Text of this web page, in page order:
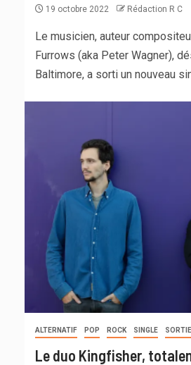
19 octobre 2022 Rédaction R C
Le musicien, auteur
Furrows (aka Peter Wagner),
Baltimore, a sorti un nouveau
ALTERNATIF POP ROCK SINGLE SORTIE
Le duo Kingfisher,